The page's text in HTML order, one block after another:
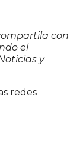
con
el
y
redes